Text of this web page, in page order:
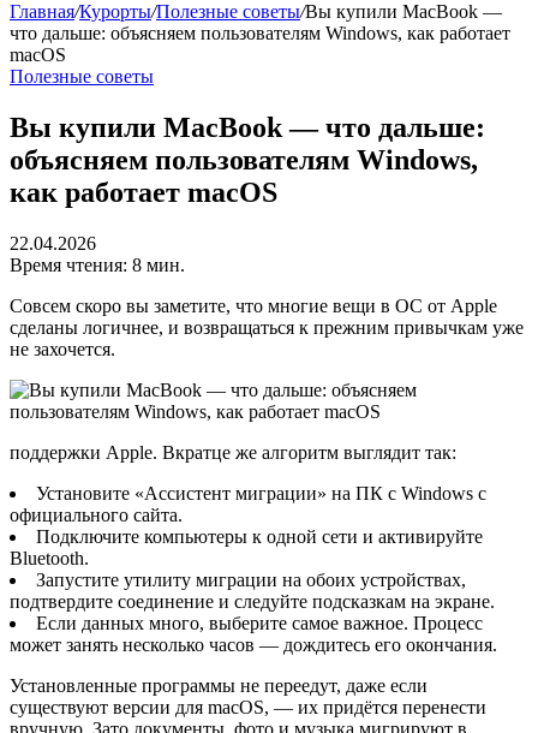
Главная/Курорты/Полезные советы/Вы купили MacBook —
что дальше: объясняем пользователям Windows, как работает
macOS
Полезные советы
Вы купили MacBook — что дальше:
объясняем пользователям Windows,
как работает macOS
22.04.2026
Время чтения: 8 мин.
Совсем скоро вы заметите, что многие вещи в ОС от Apple
сделаны логичнее, и возвращаться к прежним привычкам уже
не захочется.
поддержки Apple. Вкратце же алгоритм выглядит так:
Установите «Ассистент миграции» на ПК с Windows с
официального сайта.
Подключите компьютеры к одной сети и активируйте
Bluetooth.
Запустите утилиту миграции на обоих устройствах,
подтвердите соединение и следуйте подсказкам на экране.
Если данных много, выберите самое важное. Процесс
может занять несколько часов — дождитесь его окончания.
Установленные программы не переедут, даже если
существуют версии для macOS, — их придётся перенести
вручную. Зато документы, фото и музыка мигрируют в